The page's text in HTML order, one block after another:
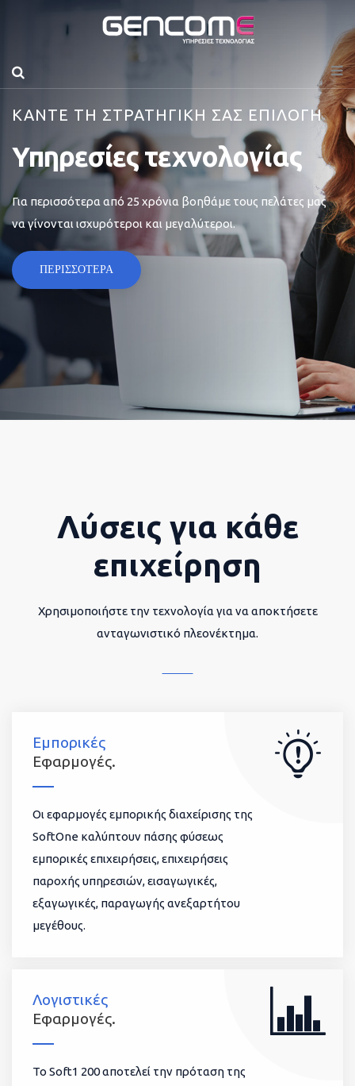
ΚΑΝΤΕ ΤΗ ΣΤΡΑΤΗΓΙΚΗ ΣΑΣ ΕΠΙΛΟΓΗ
Υπηρεσίες τεχνολογίας
Για περισσότερα από 25 χρόνια βοηθάμε τους πελάτες μας
να γίνονται ισχυρότεροι και μεγαλύτεροι.
ΠΕΡΙΣΣΟΤΕΡΑ
Λύσεις για κάθε
επιχείρηση
Χρησιμοποιήστε την τεχνολογία για να αποκτήσετε
ανταγωνιστικό πλεονέκτημα.
Εμπορικές
Εφαρμογές.
Οι εφαρμογές εμπορικής διαχείρισης της
SoftOne καλύπτουν πάσης φύσεως
εμπορικές επιχειρήσεις, επιχειρήσεις
παροχής υπηρεσιών, εισαγωγικές,
εξαγωγικές, παραγωγής ανεξαρτήτου
μεγέθους.
Λογιστικές
Εφαρμογές.
To Soft1 200 αποτελεί την πρόταση της